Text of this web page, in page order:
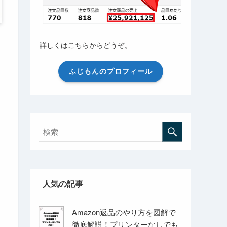
詳しくはこちらからどうぞ。
ふじもんのプロフィール
人気の記事
Amazon返品のやり方を図解で
徹底解説！プリンターなしでも